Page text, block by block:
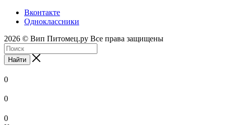
Вконтакте
Одноклассники
2026 © Вип Питомец.ру Все права защищены
Найти
0
0
0